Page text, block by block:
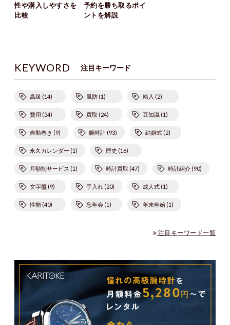
性や購入しやすさを
比較
予約を勝ち取るポイ
ントを解説
KEYWORD 注目キーワード
高級 (14) 風防 (1) 輸入 (2)
費用 (54) 買取 (24) 豆知識 (1)
自動巻き (9) 腕時計 (93) 結婚式 (2)
永久カレンダー (1) 歴史 (16)
月額制サービス (1) 時計買取 (47) 時計紹介 (90)
文字盤 (9) 手入れ (20) 成人式 (1)
性能 (40) 忘年会 (1) 年末年始 (1)
注目キーワード一覧